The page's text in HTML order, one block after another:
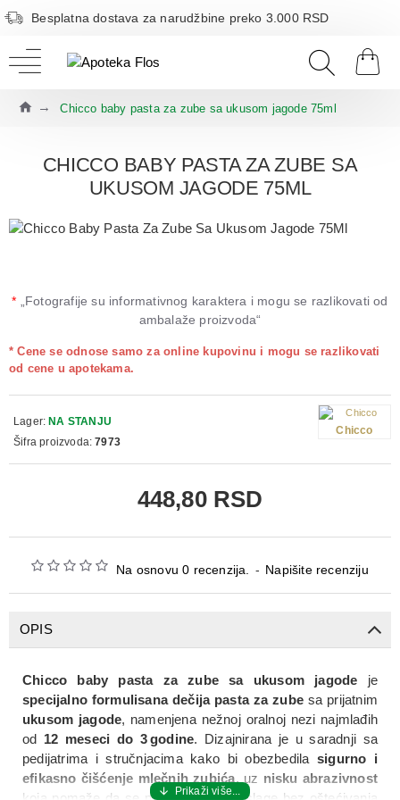
Besplatna dostava za narudžbine preko 3.000 RSD
Chicco baby pasta za zube sa ukusom jagode 75ml
CHICCO BABY PASTA ZA ZUBE SA
UKUSOM JAGODE 75ML
* „Fotografije su informativnog karaktera i mogu se razlikovati od
ambalaže proizvoda“
Na osnovu 0 recenzija. - Napišite recenziju
* Cene se odnose samo za online kupovinu i mogu se razlikovati
od cene u apotekama.
448,80 RSD
Lager: NA STANJU
Šifra proizvoda: 7973
Chicco
OPIS
Chicco baby pasta za zube sa ukusom jagode je
specijalno formulisana dečija pasta za zube sa prijatnim
ukusom jagode, namenjena nežnoj oralnoj nezi najmlađih
od 12 meseci do 3 godine. Dizajnirana je u saradnji sa
pedijatrima i stručnjacima kako bi obezbedila sigurno i
efikasno čišćenje mlečnih zubića, uz nisku abrazivnost